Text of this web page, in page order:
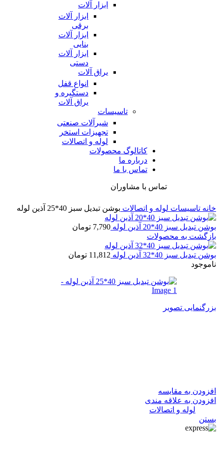
ابزار آلات
ابزار آلات
برقی
ابزار آلات
بنایی
ابزار آلات
دستی
یراق آلات
انواع قفل
دستگیره و
یراق آلات
تاسیسات
شیرآلات صنعتی
تجهیزات استخر
لوله و اتصالات
کاتالوگ محصولات
درباره ما
تماس با ما
تماس با مشاوران
خانه تاسیسات لوله و اتصالات بوشن تبدیل سبز 40*25 آذین لوله
بوشن تبدیل سبز 40*20 آذین لوله 7,790 تومان
بازگشت به محصولات
بوشن تبدیل سبز 40*32 آذین لوله 11,812 تومان
ناموجود
بزرگنمایی تصویر
افزودن به مقایسه
افزودن به علاقه مندی
لوله و اتصالات
بستن